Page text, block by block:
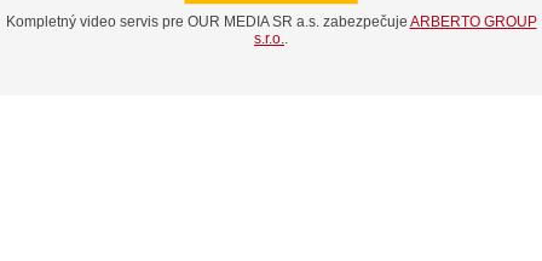
Kompletný video servis pre OUR MEDIA SR a.s. zabezpečuje ARBERTO GROUP
s.r.o..